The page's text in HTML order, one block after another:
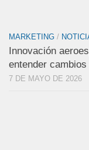
MARKETING /
Innovación
entender cambios
7 DE MAYO DE 2026